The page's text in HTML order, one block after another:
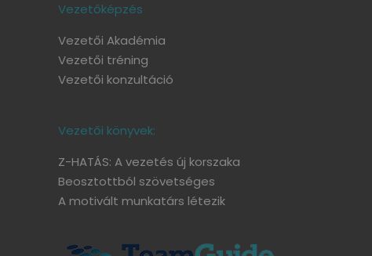
Vezetőképzés
Vezetői Akadémia
Vezetői tréning
Vezetői konzultáció
Vezetői könyvek:
Z-HATÁS: A vezetés új korszaka
Beosztottból szövetséges
A motivált munkatárs létezik